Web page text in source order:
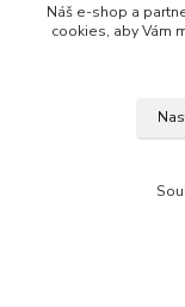
Kontakty
+420 732 552
Náš e-shop a
cookies, aby Vám